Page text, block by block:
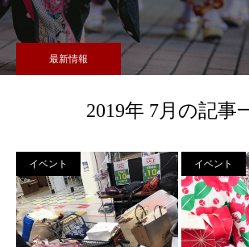
最新情報
2019年 7月の記事
イベント イベント